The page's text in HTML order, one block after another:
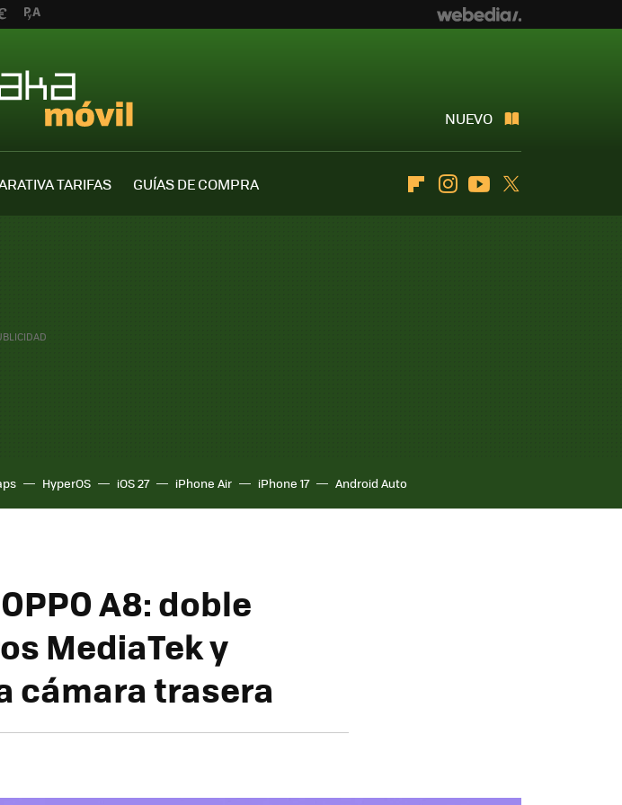
NUEVO
TARIFAS
GUÍAS DE COMPRA
FlipboardInstagramYoutube
HyperOS iOS 27 iPhone Air iPhone 17 Android Auto
A8: doble
MediaTek y
cámara trasera